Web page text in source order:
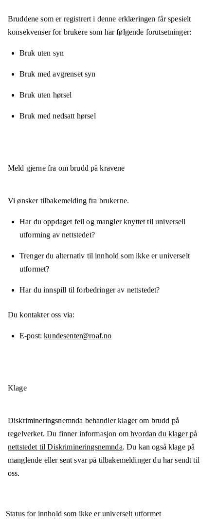
Bruddene som er registrert i denne erklæringen får spesielt
konsekvenser for brukere som har følgende forutsetninger:
Bruk uten syn
Bruk med avgrenset syn
Bruk uten hørsel
Bruk med nedsatt hørsel
Meld gjerne fra om brudd på kravene
Vi ønsker tilbakemelding fra brukerne.
Har du oppdaget feil og mangler knyttet til universell
utforming av nettstedet?
Trenger du alternativ til innhold som ikke er universelt
utformet?
Har du innspill til forbedringer av nettstedet?
Du kontakter oss via:
E-post kundesenter@roaf.no
Klage
Diskrimineringsnemnda behandler klager om brudd på
regelverket. Du finner informasjon omhvordan du klager på
nettstedet til Diskrimineringsnemnda. Du kan også klage på
manglende eller sent svar på tilbakemeldinger du har sendt til
oss.
Status for innhold som ikke er universelt utformet